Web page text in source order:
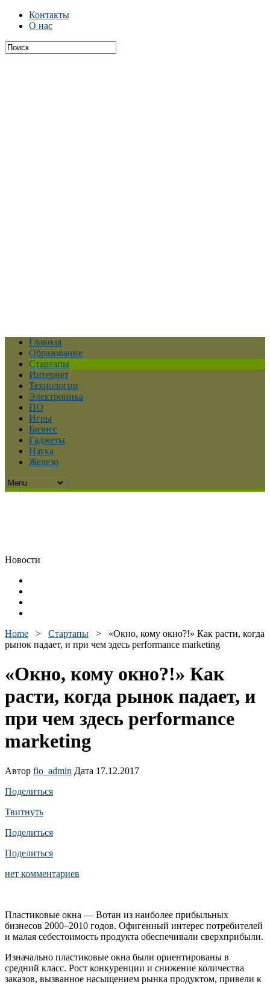
Контакты
О нас
Главная
Образование
Стартапы
Интернет
Технологии
Электроника
ПО
Игры
Бизнес
Гаджеты
Наука
Железо
Новости
Home > Стартапы > «Окно, кому окно?!» Как расти, когда
рынок падает, и при чем здесь performance marketing
«Окно, кому окно?!» Как
расти, когда рынок падает, и
при чем здесь performance
marketing
Автор fio_admin Дата 17.12.2017
Поделиться
Твитнуть
Поделиться
Поделиться
нет комментариев
Пластиковые окна — Вотан из наиболее прибыльных
бизнесов 2000–2010 годов. Офигенный интерес потребителей
и малая себестоимость продукта обеспечивали сверхприбыли.
Изначально пластиковые окна были ориентированы в
средний класс. Рост конкуренции и снижение количества
заказов, вызванное насыщением рынка продуктом, привели к